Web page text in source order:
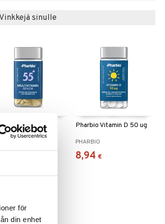
för
din enhet
Vinkkejä sinulle
Multivitamin
55+
Pharbio Vitamin D 50 ug
PHARBIO
8,94 €